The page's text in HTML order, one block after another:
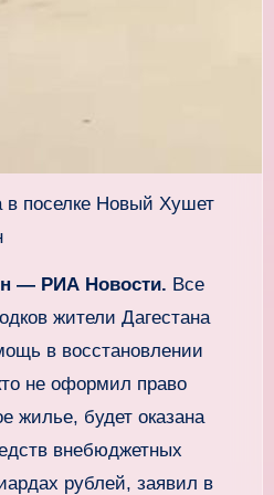
в поселке Новый Хушет
— РИА Новости. Все
жители Дагестана
в восстановлении
не оформил право
жилье, будет оказана
внебюджетных
рублей, заявил в